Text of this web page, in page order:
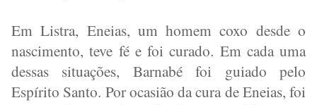
Em Listra, Eneias, um homem coxo desde o
nascimento, teve fé e foi curado. Em cada uma
dessas situações, Barnabé foi guiado pelo
Espírito Santo. Por ocasião da cura de Eneias, foi